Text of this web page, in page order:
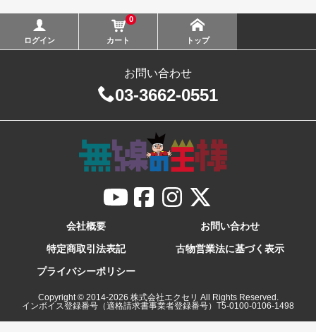
ログイン
0
カート トップ
お問い合わせ
03-3662-0551
会社概要
お問い合わせ
特定商取引法表記
古物営業法に基づく表示
プライバシーポリシー
Copyright © 2014-2026 株式会社エクセリ All Rights Reserved.
インボイス登録番号（適格請求書事業者登録番号）T5-0100-0106-1498